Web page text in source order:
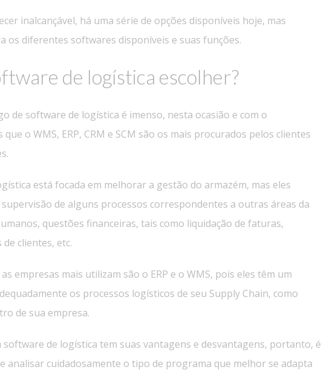
inalcançável, há uma série de opções disponíveis hoje, mas
os diferentes softwares disponíveis e suas funções.
de logística escolher?
de software de logística é imenso, nesta ocasião e com o
o WMS, ERP, CRM e SCM são os mais procurados pelos clientes
está focada em melhorar a gestão do armazém, mas eles
de alguns processos correspondentes a outras áreas da
questões financeiras, tais como liquidação de faturas,
clientes, etc.
empresas mais utilizam são o ERP e o WMS, pois eles têm um
os processos logísticos de seu Supply Chain, como
de sua empresa.
software de logística tem suas vantagens e desvantagens, portanto, é
analisar cuidadosamente o tipo de programa que melhor se adapta